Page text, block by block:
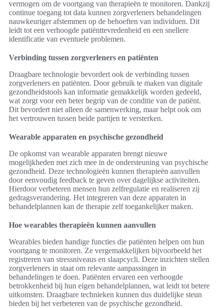
vermogen om de voortgang van therapieën te monitoren. Dankzij
continue toegang tot data kunnen zorgverleners behandelingen
nauwkeuriger afstemmen op de behoeften van individuen. Dit
leidt tot een verhoogde patiënttevredenheid en een snellere
identificatie van eventuele problemen.
Verbinding tussen zorgverleners en patiënten
Draagbare technologie bevordert ook de verbinding tussen
zorgverleners en patiënten. Door gebruik te maken van digitale
gezondheidstools kan informatie gemakkelijk worden gedeeld,
wat zorgt voor een beter begrip van de conditie van de patiënt.
Dit bevordert niet alleen de samenwerking, maar helpt ook om
het vertrouwen tussen beide partijen te versterken.
Wearable apparaten en psychische gezondheid
De opkomst van wearable apparaten brengt nieuwe
mogelijkheden met zich mee in de ondersteuning van psychische
gezondheid. Deze technologieën kunnen therapieën aanvullen
door eenvoudig feedback te geven over dagelijkse activiteiten.
Hierdoor verbeteren mensen hun zelfregulatie en realiseren zij
gedragsverandering. Het integreren van deze apparaten in
behandelplannen kan de therapie zelf toegankelijker maken.
Hoe wearables therapieën kunnen aanvullen
Wearables bieden handige functies die patiënten helpen om hun
voortgang te monitoren. Ze vergemakkelijken bijvoorbeeld het
registreren van stressniveaus en slaapcycli. Deze inzichten stellen
zorgverleners in staat om relevante aanpassingen in
behandelingen te doen. Patiënten ervaren een verhoogde
betrokkenheid bij hun eigen behandelplannen, wat leidt tot betere
uitkomsten. Draagbare technieken kunnen dus duidelijke steun
bieden bij het verbeteren van de psychische gezondheid.